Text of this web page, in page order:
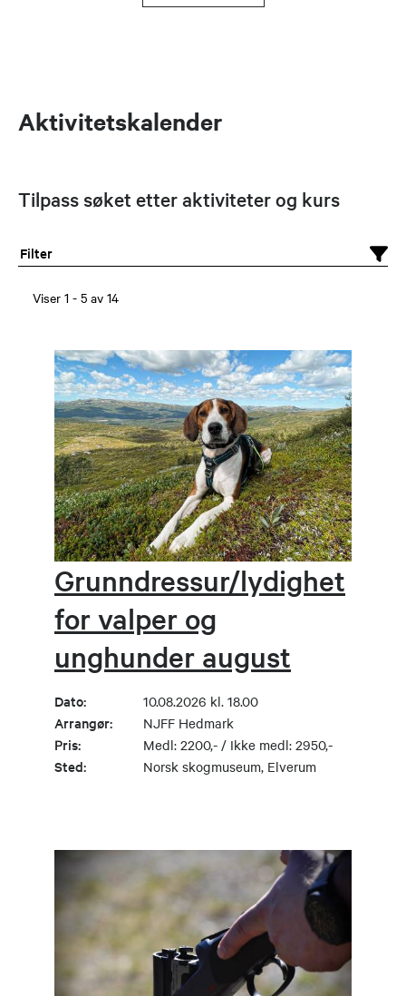
Aktivitetskalender
Tilpass søket etter aktiviteter og kurs
Filter
Viser 1 - 5 av 14
Grunndressur/lydighet
for valper og
unghunder august
Dato: 10.08.2026 kl. 18.00
Arrangør: NJFF Hedmark
Pris: Medl: 2200,- / Ikke medl: 2950,-
Sted: Norsk skogmuseum, Elverum